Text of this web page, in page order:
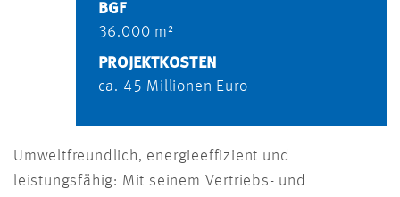
BGF
36.000 m²
PROJEKTKOSTEN
ca. 45 Millionen Euro
Umweltfreundlich, energieeffizient und
leistungsfähig: Mit seinem Vertriebs- und